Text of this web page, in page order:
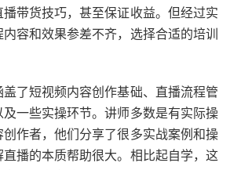
带货技巧，甚至保证收益。但经过实
容和效果参差不齐，选择合适的培训
了短视频内容创作基础、直播流程管
一些实操环节。讲师多数是有实际操
作者，他们分享了很多实战案例和操
播的本质帮助很大。相比起自学，这